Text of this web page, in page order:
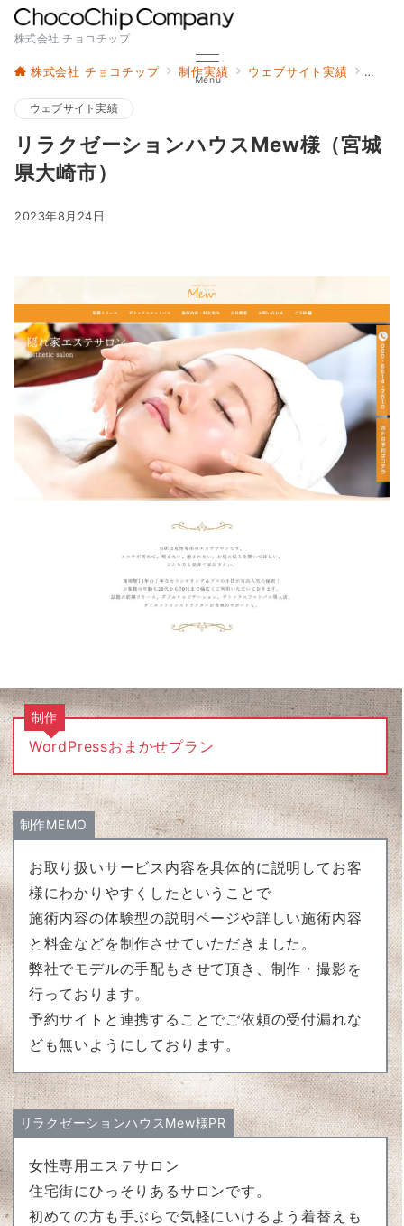
株式会社 チョコチップ
Menu
株式会社 チョコチップ 制作実績 ウェブサイト実績 リラ
ウェブサイト実績
リラクゼーションハウスMew様（宮城
県大崎市）
2023年8月24日
制作
WordPressおまかせプラン
制作MEMO
お取り扱いサービス内容を具体的に説明してお客
様にわかりやすくしたということで
施術内容の体験型の説明ページや詳しい施術内容
と料金などを制作させていただきました。
弊社でモデルの手配もさせて頂き、制作・撮影を
行っております。
予約サイトと連携することでご依頼の受付漏れな
ども無いようにしております。
リラクゼーションハウスMew様PR
女性専用エステサロン
住宅街にひっそりあるサロンです。
初めての方も手ぶらで気軽にいけるよう着替えも